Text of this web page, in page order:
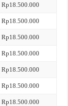
Rp18.500.000
Rp18.500.000
Rp18.500.000
Rp18.500.000
Rp18.500.000
Rp18.500.000
Rp18.500.000